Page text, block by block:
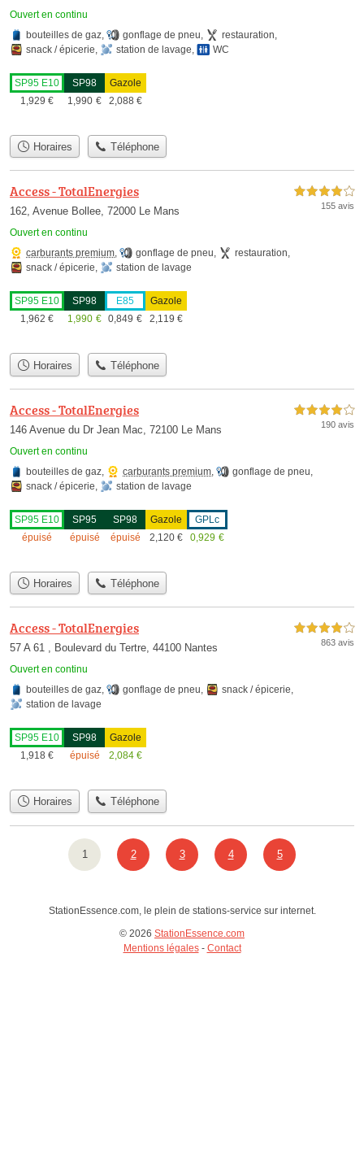
Ouvert en continu
bouteilles de gaz, gonflage de pneu, restauration,
snack / épicerie, station de lavage, WC
SP95 E10
1,929 €
SP98
1,990 €
Gazole
2,088 €
Horaires Téléphone
Access - TotalEnergies
162, Avenue Bollee, 72000 Le Mans
Ouvert en continu
4,0 étoiles sur 5
155 avis
carburants premium, gonflage de pneu, restauration,
snack / épicerie, station de lavage
SP95 E10
1,962 €
SP98
1,990 €
E85
0,849 €
Gazole
2,119 €
Horaires Téléphone
Access - TotalEnergies
146 Avenue du Dr Jean Mac, 72100 Le Mans
Ouvert en continu
4,0 étoiles sur 5
190 avis
bouteilles de gaz carburants premium gonflage de pneu
snack / épicerie
station de lavage
SP95 E10
épuisé
SP95
épuisé
SP98
épuisé
Gazole
2,120 €
GPLc
0,929 €
Horaires Téléphone
Access - TotalEnergies
57 A 61 , Boulevard du Tertre, 44100 Nantes
Ouvert en continu
4,0 étoiles sur 5
863 avis
bouteilles de gaz, gonflage de pneu, snack / épicerie,
station de lavage
SP95 E10
1,918 €
SP98
épuisé
Gazole
2,084 €
Horaires Téléphone
1 2 3 4 5
StationEssence.com, le plein de stations-service sur internet.
© 2026 StationEssence.com
Mentions légales- Contact